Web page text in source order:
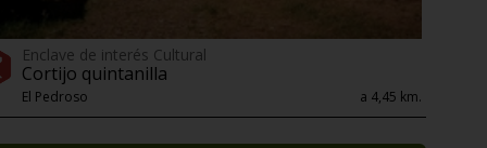
Enclave de interés Cultural
Cortijo quintanilla
El Pedroso a 4,45 km.